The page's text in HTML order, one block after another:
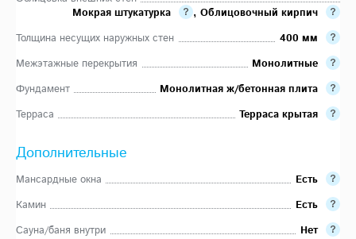
Мокрая штукатурка
, Облицовочный кирпич
Толщина несущих наружных стен
400 мм
Межэтажные перекрытия
Монолитные
Фундамент
Монолитная ж/бетонная плита
Терраса
Терраса крытая
Дополнительные
Мансардные окна
Есть
Камин
Есть
Сауна/баня внутри
Нет